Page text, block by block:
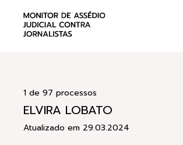
1 de 97 processos
ELVIRA LOBATO
Atualizado em 29.03.2024